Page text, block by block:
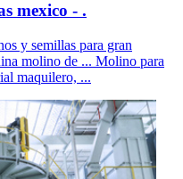
mexico - .
y semillas para gran
molino de ... Molino para
maquilero, ...